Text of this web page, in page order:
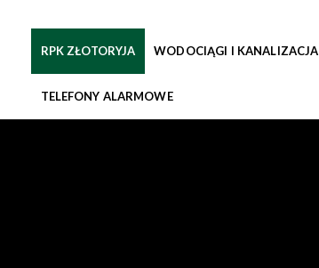
RPK ZŁOTORYJA WODOCIĄGI I KANALIZACJA
TELEFONY ALARMOWE